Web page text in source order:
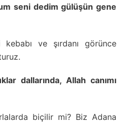
seni dedim gülüşün gene
ve şırdanı görünce
dallarında, Allah canımı
biçilir mi? Biz Adana